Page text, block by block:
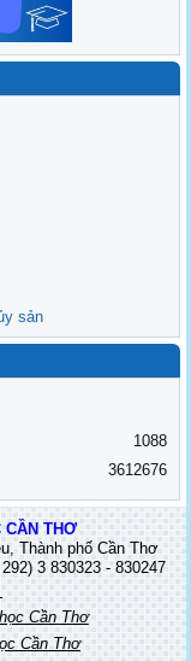
sản
1088
3612676
CẦN THƠ
Thành phố Cần Thơ
3 830323 - 830247
Cần Thơ
Cần Thơ